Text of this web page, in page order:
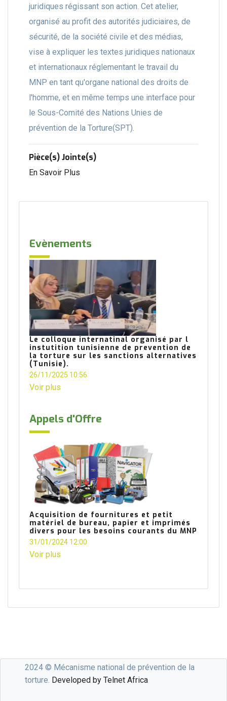
juridiques régissant son action. Cet atelier,
organisé au profit des autorités judiciaires, de
sécurité, de la société civile et des médias,
vise à expliquer les textes juridiques nationaux
et internationaux réglementant le travail du
MNP en tant qu'organe national des droits de
l'homme, et en même temps une interface pour
le Sous-Comité des Nations Unies de
prévention de la Torture(SPT).
Pièce(s) Jointe(s)
En Savoir Plus
Evènements
Le colloque internatinal organisé par l
instutition tunisienne de prevention de
la torture sur les sanctions alternatives
(Tunisie).
26/11/2025 10:56
Voir plus
Appels d'Offre
Acquisition de fournitures et petit
matériel de bureau, papier et imprimés
divers pour les besoins courants du MNP
31/01/2024 12:00
Voir plus
2024 © Mécanisme national de prévention de la
torture. Developed by Telnet Africa